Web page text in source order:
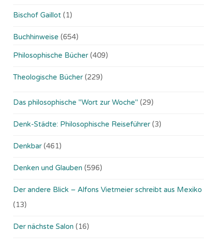
Bischof Gaillot (1)
Buchhinweise (654)
Philosophische Bücher (409)
Theologische Bücher (229)
Das philosophische "Wort zur Woche" (29)
Denk-Städte: Philosophische Reiseführer (3)
Denkbar (461)
Denken und Glauben (596)
Der andere Blick – Alfons Vietmeier schreibt aus Mexiko
(13)
Der nächste Salon (16)